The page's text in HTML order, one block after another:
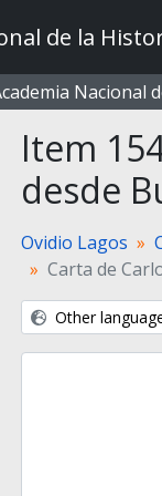
de la
Nacional
Item
desde
Ovidio Lagos
Carta de
Other